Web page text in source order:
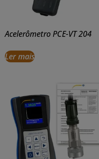
Acelerômetro PCE-VT 204
Ler mais